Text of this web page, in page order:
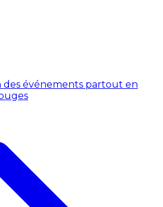
des événements partout en